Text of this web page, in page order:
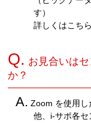
す）
詳しくはこち
Q. お見合いは
か？
A. Zoom を使用し
他、i-サポ各セ